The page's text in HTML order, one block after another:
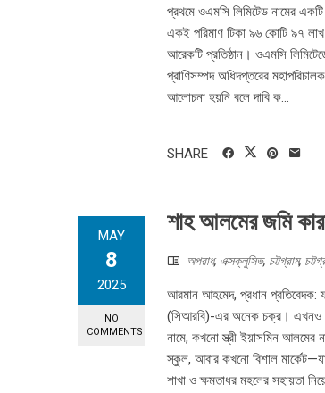
প্রথমে ওএমসি লিমিটেড নামের
একই পরিমাণ টিকা ৯৬ কোটি ৯৭
আরেকটি প্রতিষ্ঠান। ওএমসি
প্রাণিসম্পদ অধিদপ্তরের
আলোচনা হয়নি বলে দাবি ক...
SHARE
MAY
8
2025
NO
COMMENTS
শাহ আলমের জমি
অপরাধ, এক্সক্লুসিভ, চট্টগ্রাম,
আরমান আহমেদ, প্রধান প্রতিবেদক:
(সিআরবি)-এর অনেক চক্র। এখনও
নামে, কখনো স্ত্রী ইয়াসমিন আলমের
স্কুল, আবার কখনো বিশাল
শাখা ও ক্ষমতাধর মহলের সহায়তা